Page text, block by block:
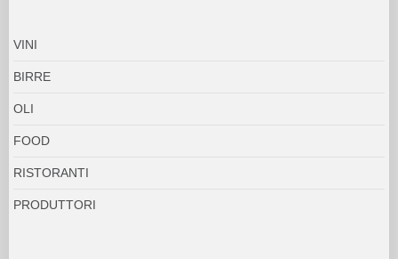
VINI
BIRRE
OLI
FOOD
RISTORANTI
PRODUTTORI